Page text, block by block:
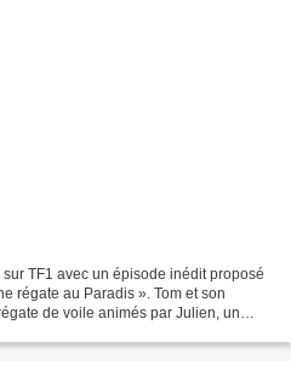
TF1 avec un épisode inédit proposé
régate au Paradis ». Tom et son
de voile animés par Julien, un